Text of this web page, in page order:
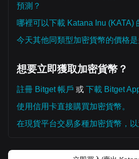
預測？
哪裡可以下載 Katana Inu (KATA)
今天其他同類型加密貨幣的價格是
想要立即獲取加密貨幣？
註冊 Bitget 帳戶 或 下載 Bitget App
使用信用卡直接購買加密貨幣。
在現貨平台交易多種加密貨幣，以